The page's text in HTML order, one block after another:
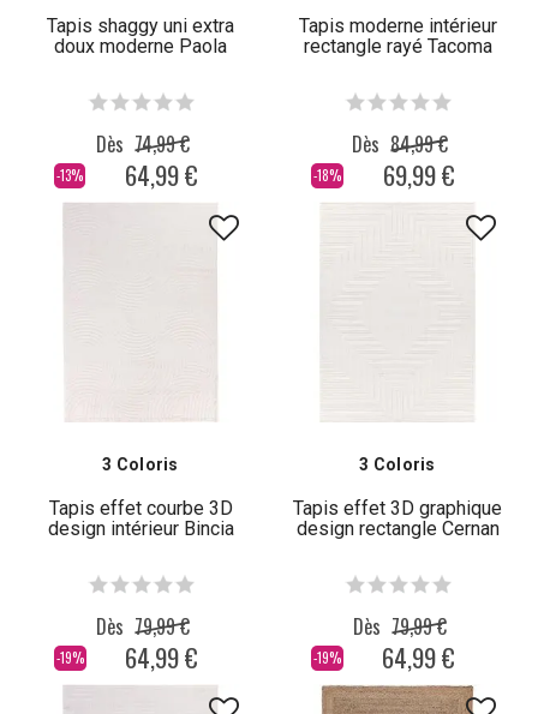
Tapis shaggy uni extra
doux moderne Paola
-13%
Dès 74,99 €
64,99 €
Tapis moderne intérieur
rectangle rayé Tacoma
-18%
Dès 84,99 €
69,99 €
3 Coloris
Tapis effet courbe 3D
design intérieur Bincia
-19%
Dès 79,99 €
64,99 €
3 Coloris
Tapis effet 3D graphique
design rectangle Cernan
-19%
Dès 79,99 €
64,99 €